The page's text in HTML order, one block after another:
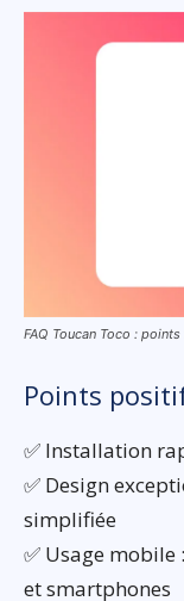
FAQ Toucan Toco :
Points
✅ Installation
✅ Design
simplifiée
✅ Usage
et smartphones